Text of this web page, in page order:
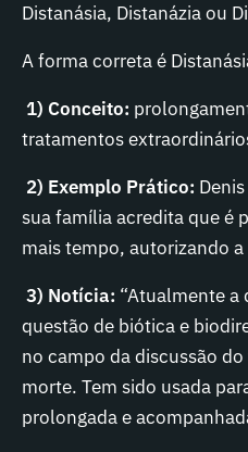
Distanásia, Distanázia ou
A forma correta é
1) Conceito:
tratamentos
2) Exemplo Prático:
sua família acredita que é
mais tempo, autorizando a
3) Notícia: “Atualmente a
questão de biótica e
no campo da discussão
morte. Tem sido usada
prolongada e